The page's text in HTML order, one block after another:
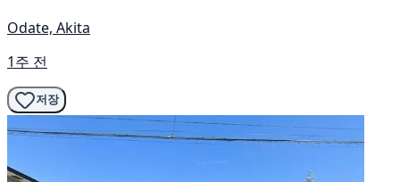
Odate, Akita
1주 전
저장